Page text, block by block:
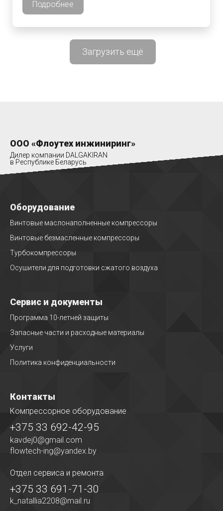
Подробнее
Загрузить ещё
ООО «Флоутех инжиниринг»
Дилер компании DALGAKIRAN
в Республике Беларусь
Оборудование
Винтовые маслонаполненные компрессоры
Винтовые безмасленные компрессоры
Турбокомпрессоры
Осушители для подготовки сжатого воздуха
Сервис и документы
Программа 10-летней защиты
Запасные части и расходные материалы
Услуги
Политика конфиденциальности
Контакты
Компрессорное оборудование
+375 33 692-42-95
kavdej0@gmail.com
flowtech-ing@yandex.by
Отдел сервиса и ремонта
+375 33 691-71-30
k_natallia2208@mail.ru